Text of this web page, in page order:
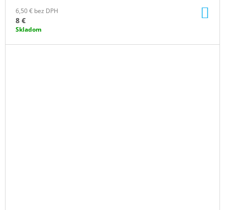
6,50 € bez DPH
8 €
Skladom